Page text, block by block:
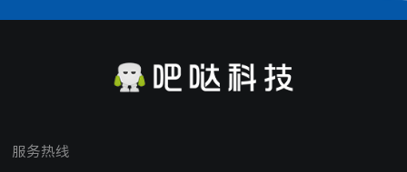
服务热线